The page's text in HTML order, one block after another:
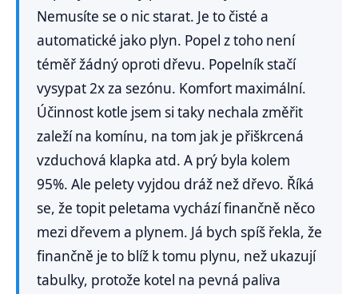
Nemusíte se o nic starat. Je to čisté a
automatické jako plyn. Popel z toho není
téměř žádný oproti dřevu. Popelník stačí
vysypat 2x za sezónu. Komfort maximální.
Účinnost kotle jsem si taky nechala změřit
zaleží na komínu, na tom jak je přiškrcená
vzduchová klapka atd. A prý byla kolem
95%. Ale pelety vyjdou dráž než dřevo. Říká
se, že topit peletama vychází finančně něco
mezi dřevem a plynem. Já bych spíš řekla, že
finančně je to blíž k tomu plynu, než ukazují
tabulky, protože kotel na pevná paliva